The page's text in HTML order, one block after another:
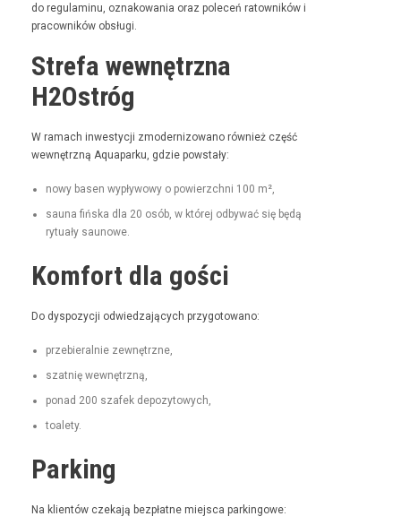
do reg­u­laminu, oznakowa­nia oraz pole­ceń ratown­ików i
pra­cown­ików obsługi.
Strefa wewnętrzna
H2Ostróg
W ramach inwest­y­cji zmod­ern­i­zowano również część
wewnętrzną Aqua­parku, gdzie powstały:
nowy basen wypły­wowy o powierzch­ni 100 m²,
sauna fińs­ka dla 20 osób, w której odby­wać się będą
rytu­ały saunowe.
Komfort dla gości
Do dys­pozy­cji odwiedza­ją­cych przygotowano:
prze­bier­al­nie zewnętrzne,
szat­nię wewnętrzną,
pon­ad 200 szafek depozytowych,
toale­ty.
Parking
Na klien­tów czeka­ją bezpłatne miejs­ca parkingowe: